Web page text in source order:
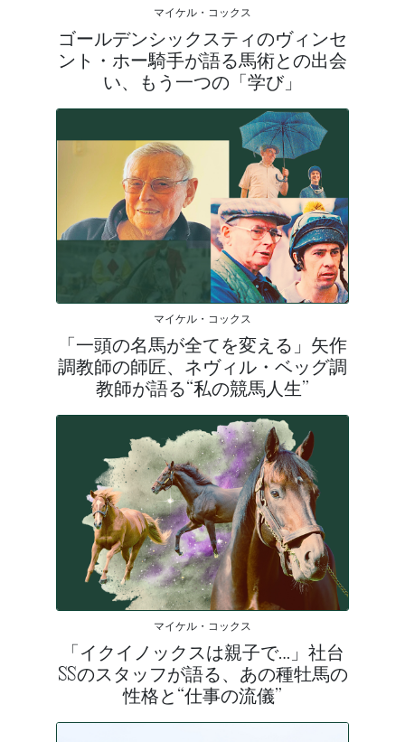
マイケル・コックス
ゴールデンシックスティのヴィンセ
ント・ホー騎手が語る馬術との出会
い、もう一つの「学び」
マイケル・コックス
「一頭の名馬が全てを変える」矢作
調教師の師匠、ネヴィル・ベッグ調
教師が語る“私の競馬人生”
マイケル・コックス
「イクイノックスは親子で…」社台
SSのスタッフが語る、あの種牡馬の
性格と“仕事の流儀”